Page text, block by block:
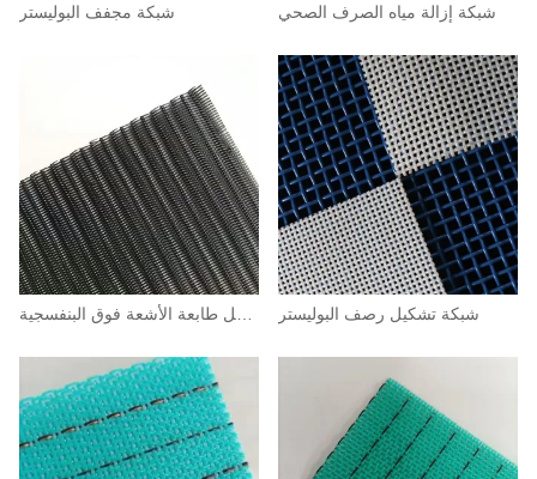
شبكة مجفف البوليستر شبكة إزالة مياه الصرف الصحي
شبكة تشكيل رصف البوليستر